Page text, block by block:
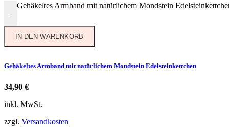
-
Gehäkeltes Armband mit natürlichem Mondstein
IN DEN WARENKORB
Gehäkeltes Armband mit natürlichem Mondstein Edelsteinkettchen
34,90 €
inkl. MwSt.
zzgl. Versandkosten